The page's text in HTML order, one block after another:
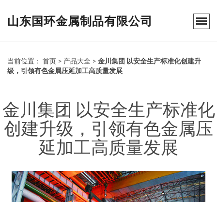
山东国环金属制品有限公司
当前位置： 首页 > 产品大全 > 金川集团 以安全生产标准化创建升
级，引领有色金属压延加工高质量发展
金川集团 以安全生产标准化
创建升级，引领有色金属压
延加工高质量发展